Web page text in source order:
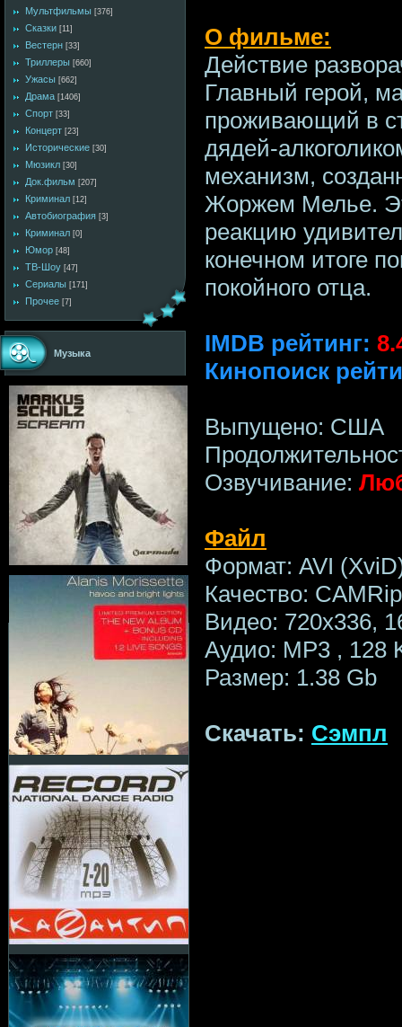
Мультфильмы [376]
Сказки [11]
Вестерн [33]
Триллеры [660]
Ужасы [662]
Драма [1406]
Спорт [33]
Концерт [23]
Исторические [30]
Мюзикл [30]
Док.фильм [207]
Криминал [12]
Автобиография [3]
Криминал [0]
Юмор [48]
ТВ-Шоу [47]
Сериалы [171]
Прочее [7]
Музыка
О фильме:
Действие
Главный герой,
проживающий в
дядей-
механизм,
Жоржем Мелье.
реакцию
конечном итоге
покойного отца.
IMDB рейтинг:
Кинопоиск
Выпущено: США
Озвучивание:
Файл
Формат: AVI
Качество: CAMRip
Видео: 720x336,
Аудио: MP3 , 128
Размер: 1.38 Gb
Скачать: Сэмпл